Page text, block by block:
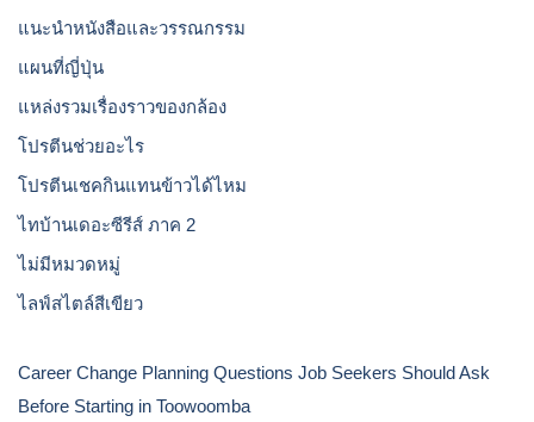
แนะนำหนังสือและวรรณกรรม
แผนที่ญี่ปุ่น
แหล่งรวมเรื่องราวของกล้อง
โปรตีนช่วยอะไร
โปรตีนเชคกินแทนข้าวได้ไหม
ไทบ้านเดอะซีรีส์ ภาค 2
ไม่มีหมวดหมู่
ไลฟ์สไตล์สีเขียว
Career Change Planning Questions Job Seekers Should Ask
Before Starting in Toowoomba